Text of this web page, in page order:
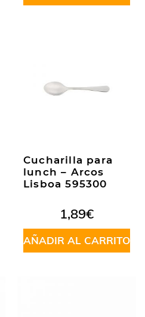
Cucharilla para
lunch – Arcos
Lisboa 595300
1,89€
AÑADIR AL CARRITO